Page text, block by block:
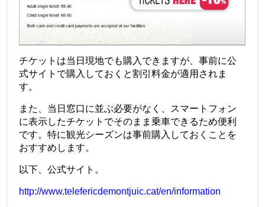
チケットは当日現地でも購入できますが、事前に公
式サイトで購入しておくと割引料金が適用されま
す。
また、当日窓口に並ぶ必要がなく、スマートフォン
に表示したチケットでそのまま乗車できるため便利
です。特に観光シーズンは事前購入しておくことを
おすすめします。
以下、公式サイト。
http://www.telefericdemontjuic.cat/en/information